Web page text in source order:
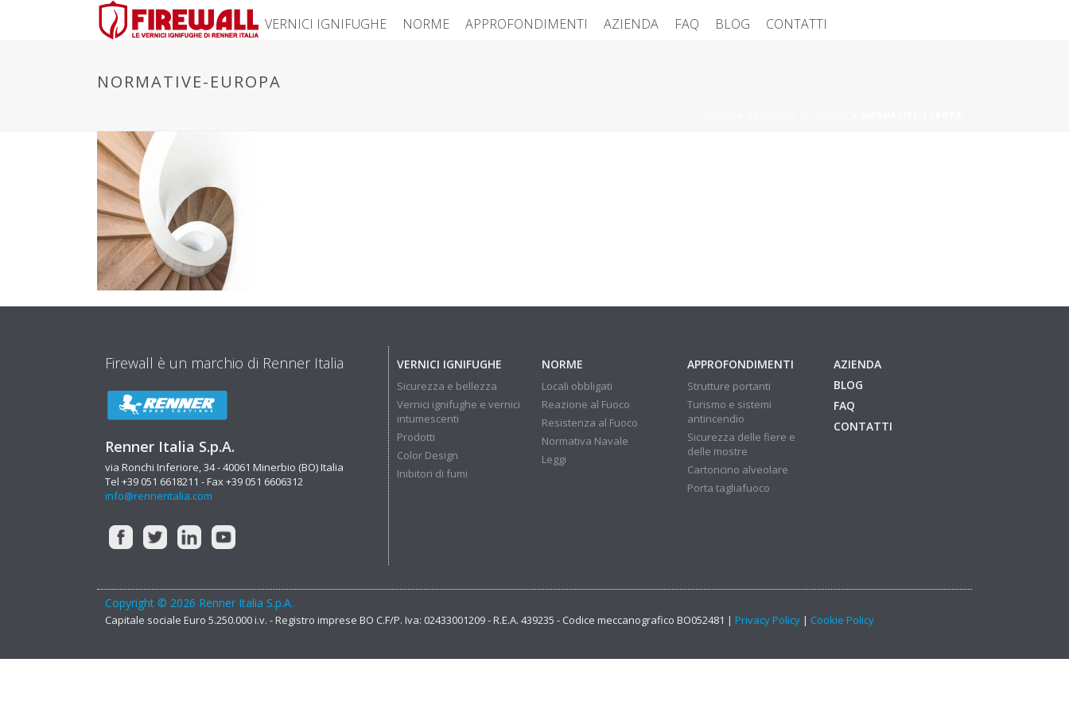
VERNICI IGNIFUGHE NORME APPROFONDIMENTI AZIENDA FAQ BLOG CONTATTI
NORMATIVE-EUROPA
Firewall è un marchio di Renner Italia
Renner Italia S.p.A.
via Ronchi Inferiore, 34 - 40061 Minerbio (BO) Italia
Tel +39 051 6618211 - Fax +39 051 6606312
info@renneritalia.com
VERNICI IGNIFUGHE
Sicurezza e bellezza
Vernici ignifughe e vernici
intumescenti
Prodotti
Color Design
Inibitori di fumi
NORME
Locali obbligati
Reazione al Fuoco
Resistenza al Fuoco
Normativa Navale
Leggi
APPROFONDIMENTI
Strutture portanti
Turismo e sistemi
antincendio
Sicurezza delle fiere e
delle mostre
Cartoncino alveolare
Porta tagliafuoco
AZIENDA
BLOG
FAQ
CONTATTI
Copyright © 2026 Renner Italia S.p.A.
Capitale sociale Euro 5.250.000 i.v. - Registro imprese BO C.F/P. Iva: 02433001209 - R.E.A. 439235 - Codice meccanografico BO052481 | Privacy Policy | Cookie Policy